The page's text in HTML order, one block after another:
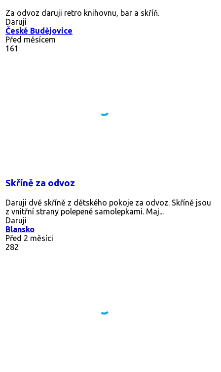
Za odvoz daruji retro knihovnu, bar a skříň.
Daruji
České Budějovice
Před měsícem
161
Skříně za odvoz
Daruji dvě skříně z dětského pokoje za odvoz. Skříně jsou
z vnitřní strany polepené samolepkami. Maj...
Daruji
Blansko
Před 2 měsíci
282